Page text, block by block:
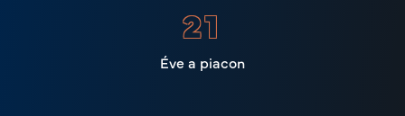
23
Éve a piacon